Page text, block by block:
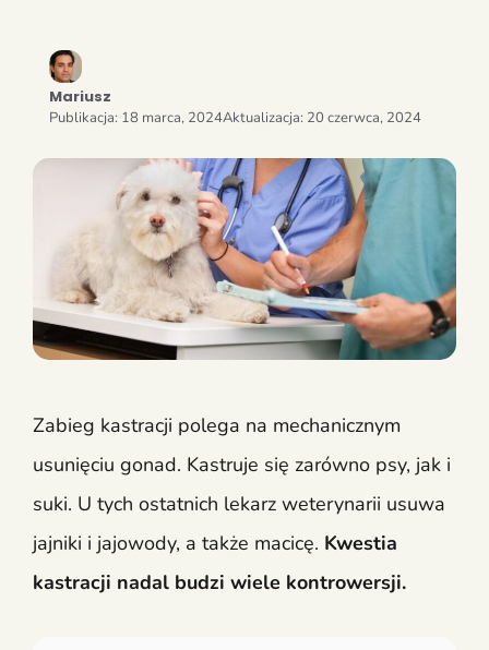
Mariusz
Publikacja: 18 marca, 2024Aktualizacja: 20 czerwca, 2024
Zabieg kastracji polega na mechanicznym
usunięciu gonad. Kastruje się zarówno psy, jak i
suki. U tych ostatnich lekarz weterynarii usuwa
jajniki i jajowody, a także macicę. Kwestia
kastracji nadal budzi wiele kontrowersji.